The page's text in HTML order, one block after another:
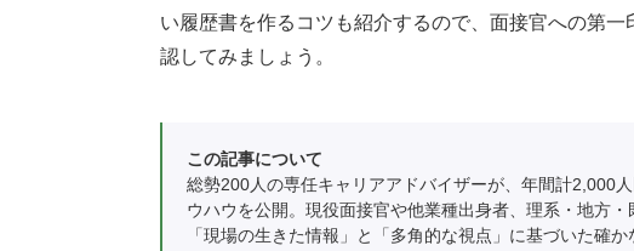
い履歴書を作るコツも紹介するので、面接官への第
認してみましょう。
この記事について
総勢200人の専任キャリアアドバイザーが、年間計2,000
ウハウを公開。現役面接官や他業種出身者、理系・地方・
「現場の生きた情報」と「多角的な視点」に基づいた確か